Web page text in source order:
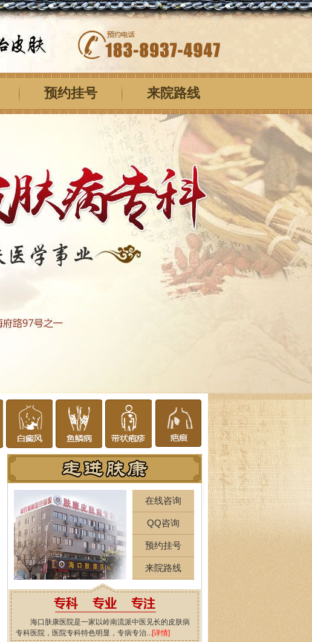
预约挂号 来院路线
在线咨询
QQ咨询
预约挂号
来院路线
海口肤康医院是一家以岭南流派中医见长的皮肤病
专科医院，医院专科特色明显，专病专治...[详情]